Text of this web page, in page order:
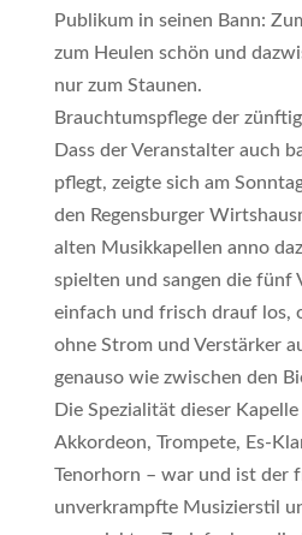
Publikum in seinen Bann:
zum Heulen schön und
nur zum Staunen.
Brauchtumspflege der
Dass der Veranstalter auch
pflegt, zeigte sich am
den Regensburger
alten Musikkapellen anno
spielten und sangen die fünf
einfach und frisch drauf los,
ohne Strom und Verstärker
genauso wie zwischen den
Die Spezialität dieser
Akkordeon, Trompete, Es-
Tenorhorn – war und ist der
unverkrampfte Musizierstil